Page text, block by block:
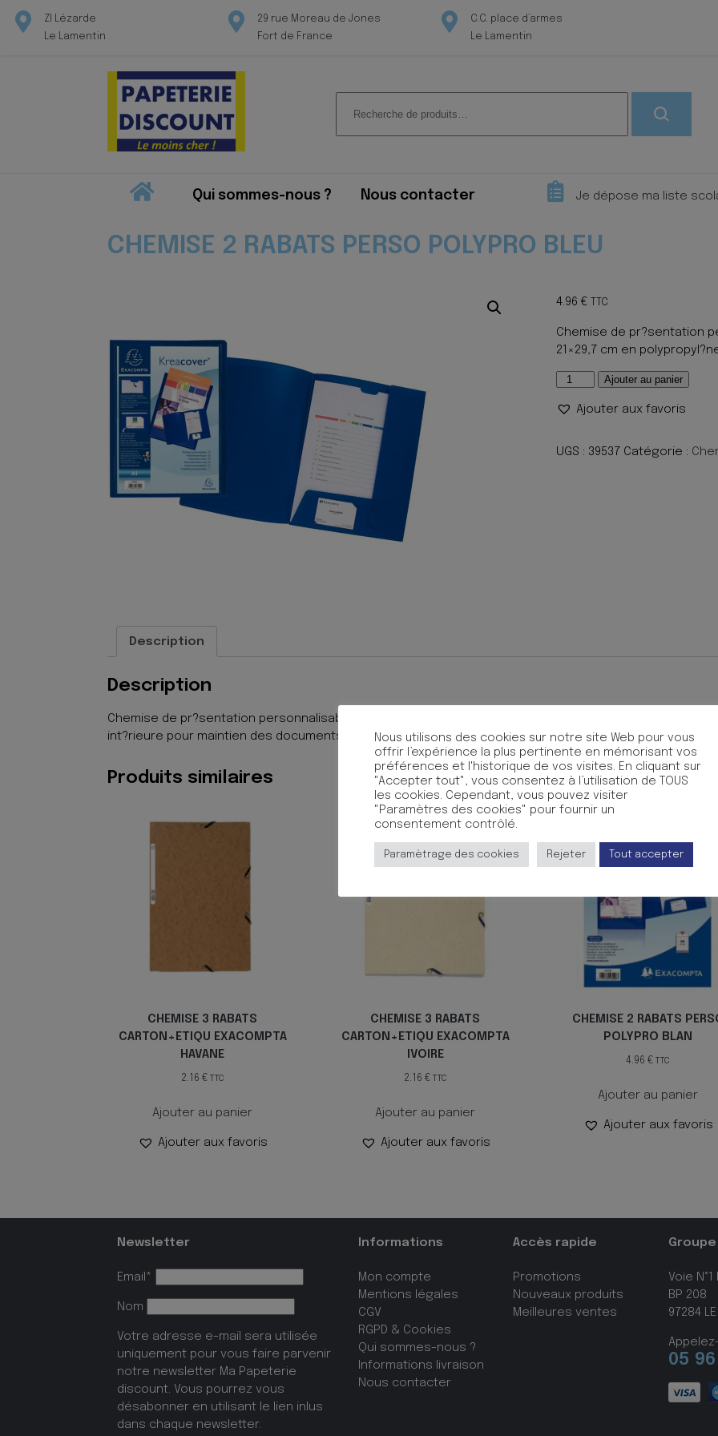
ZI Lézarde
Le Lamentin
29 rue Moreau de Jones
Fort de France
C.C. place d’armes
Le Lamentin
pour :
Qui sommes-nous ? Nous contacter Je dépose ma liste
CHEMISE 2 RABATS PERSO POLYPRO BLEU
4.96 € TTC
Chemise de pr?sentation
21×29,7 cm en
quantité
CHEMISE
RABATS
Ajouter au panier
Ajouter aux favoris
UGS : 39537 Catégorie :
Description
Description
Chemise de pr?sentation personnalisable KREACOVER pour format 21×29,7 cm en polypropyl?ne 4/
int?rieure pour maintien des documents. Personnalisable en 1?re de couverture. Encoche pour cartes
Produits similaires
CHEMISE 3 RABATS
CARTON+ETIQU EXACOMPTA
HAVANE
2.16 € TTC
Ajouter au panier
Ajouter aux favoris
CHEMISE 3 RABATS
CARTON+ETIQU EXACOMPTA
IVOIRE
2.16 € TTC
Ajouter au panier
Ajouter aux favoris
CHEMISE 2 RABATS
POLYPRO BLAN
4.96€ TTC
Ajouter au panier
Ajouter aux favoris
Newsletter
Email*
Nom
Votre adresse e-mail sera utilisée
uniquement pour vous faire parvenir
notre newsletter Ma Papeterie
discount. Vous pourrez vous
désabonner en utilisant le lien inlus
dans chaque newsletter.
Informations
Mon compte
Mentions légales
CGV
RGPD & Cookies
Qui sommes-nous ?
Informations livraison
Nous contacter
Accès rapide
Promotions
Nouveaux produits
Meilleures ventes
Groupe
Voie
BP 208
97284 LE
05 96
Nous utilisons des cookies sur notre site Web pour vous
offrir l’expérience la plus pertinente en mémorisant vos
préférences et l'historique de vos visites. En cliquant sur
"Accepter tout", vous consentez à l’utilisation de TOUS
les cookies. Cependant, vous pouvez visiter
"Paramètres des cookies" pour fournir un
consentement contrôlé.
Paramètrage des cookies Rejeter Tout accepter